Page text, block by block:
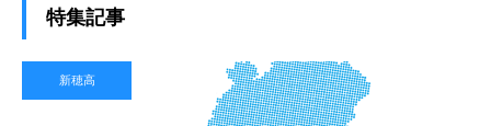
特集記事
新穂高